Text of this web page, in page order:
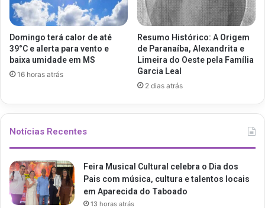
Domingo terá calor de até
39°C e alerta para vento e
baixa umidade em MS
16 horas atrás
Resumo Histórico: A Origem
de Paranaíba, Alexandrita e
Limeira do Oeste pela Família
Garcia Leal
2 dias atrás
Notícias Recentes
Feira Musical Cultural celebra o Dia dos
Pais com música, cultura e talentos locais
em Aparecida do Taboado
13 horas atrás